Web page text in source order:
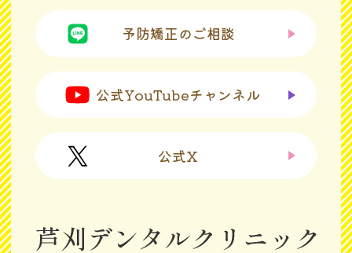
予防矯正のご相談
公式YouTubeチャンネル
公式X